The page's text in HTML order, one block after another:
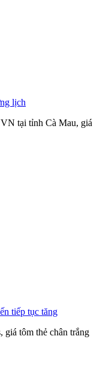
lịch
tại tỉnh Cà Mau, giá
tiếp tục tăng
giá tôm thẻ chân trắng